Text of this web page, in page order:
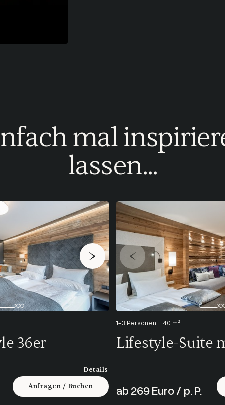
mal
lassen...
36er
Details
Anfragen / Buchen
1-3 Personen 40 m²
Lifestyle-Suite
ab 269 Euro / p. P.